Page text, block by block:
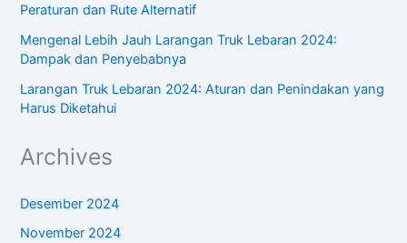
Peraturan dan Rute Alternatif
Mengenal Lebih Jauh Larangan Truk Lebaran 2024:
Dampak dan Penyebabnya
Larangan Truk Lebaran 2024: Aturan dan Penindakan yang
Harus Diketahui
Archives
Desember 2024
November 2024